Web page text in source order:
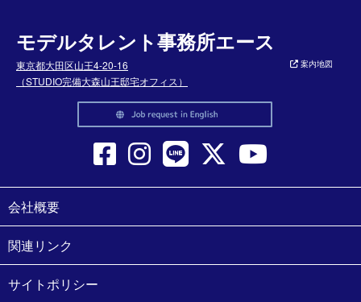
モデルタレント事務所エース
東京都大田区山王4-20-16
（STUDIO完備大森山王邸宅オフィス）
案内地図
会社概要
関連リンク
サイトポリシー